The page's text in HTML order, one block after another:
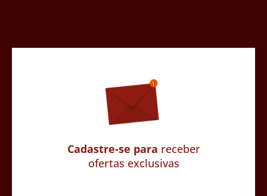
Cadastre-se para receber
ofertas exclusivas